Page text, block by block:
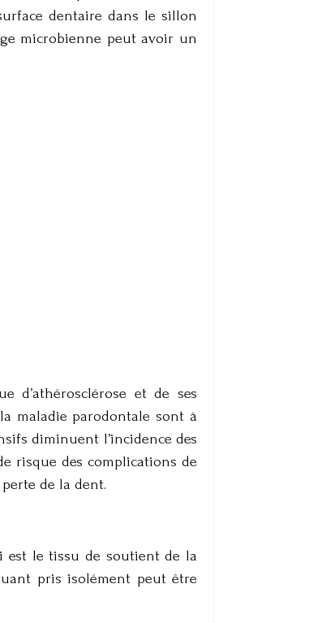
dentaire dans le sillon
microbienne peut avoir un
d’athérosclérose et de ses
maladie parodontale sont à
diminuent l’incidence des
risque des complications de
de la dent.
est le tissu de soutient de la
pris isolément peut être